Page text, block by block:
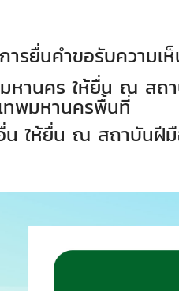
ารยื่นคำขอรับความ
มหานคร ให้ยื่น ณ ส
ทพมหานครพื้นที่
น ให้ยื่น ณ สถาบันฝี